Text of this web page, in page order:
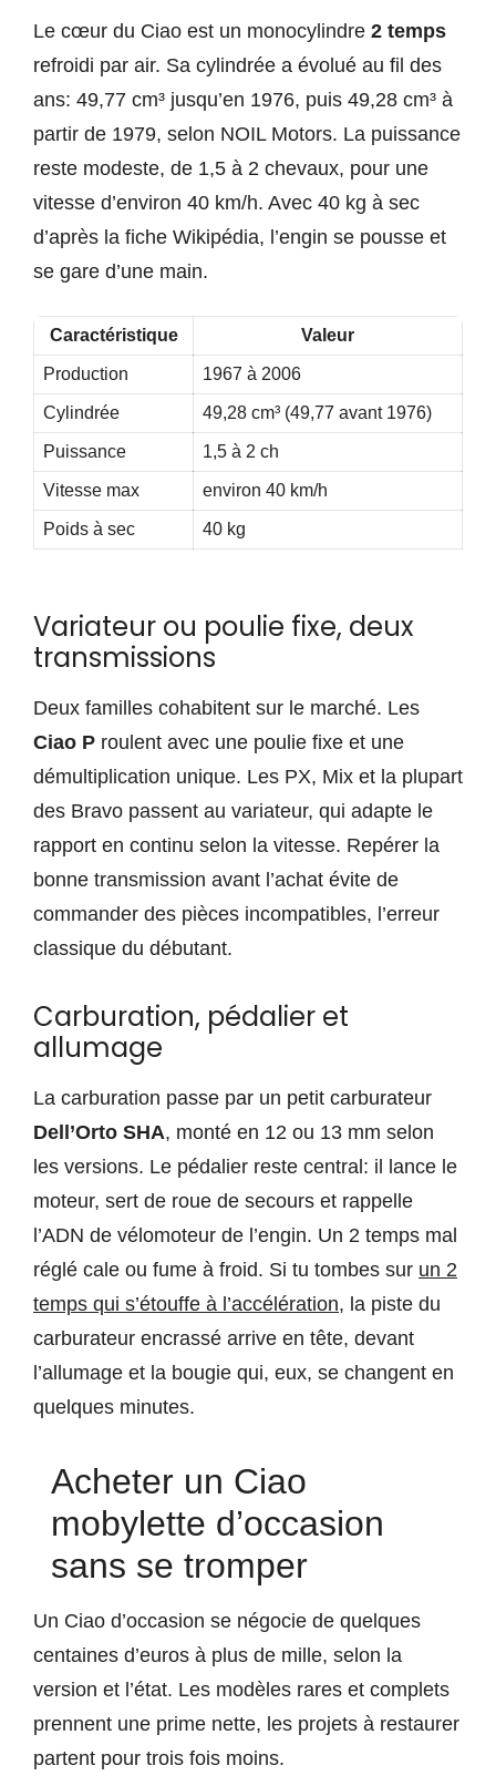
Le cœur du Ciao est un monocylindre 2 temps
refroidi par air. Sa cylindrée a évolué au fil des
ans: 49,77 cm³ jusqu’en 1976, puis 49,28 cm³ à
partir de 1979, selon NOIL Motors. La puissance
reste modeste, de 1,5 à 2 chevaux, pour une
vitesse d’environ 40 km/h. Avec 40 kg à sec
d’après la fiche Wikipédia, l’engin se pousse et
se gare d’une main.
Caractéristique Valeur
Production 1967 à 2006
Cylindrée 49,28 cm³ (49,77 avant 1976)
Puissance 1,5 à 2 ch
Vitesse max environ 40 km/h
Poids à sec 40 kg
Variateur ou poulie fixe, deux
transmissions
Deux familles cohabitent sur le marché. Les
Ciao P roulent avec une poulie fixe et une
démultiplication unique. Les PX, Mix et la plupart
des Bravo passent au variateur, qui adapte le
rapport en continu selon la vitesse. Repérer la
bonne transmission avant l’achat évite de
commander des pièces incompatibles, l’erreur
classique du débutant.
Carburation, pédalier et
allumage
La carburation passe par un petit carburateur
Dell’Orto SHA, monté en 12 ou 13 mm selon
les versions. Le pédalier reste central: il lance le
moteur, sert de roue de secours et rappelle
l’ADN de vélomoteur de l’engin. Un 2 temps mal
réglé cale ou fume à froid. Si tu tombes sur un 2
temps qui s’étouffe à l’accélération, la piste du
carburateur encrassé arrive en tête, devant
l’allumage et la bougie qui, eux, se changent en
quelques minutes.
Acheter un Ciao
mobylette d’occasion
sans se tromper
Un Ciao d’occasion se négocie de quelques
centaines d’euros à plus de mille, selon la
version et l’état. Les modèles rares et complets
prennent une prime nette, les projets à restaurer
partent pour trois fois moins.